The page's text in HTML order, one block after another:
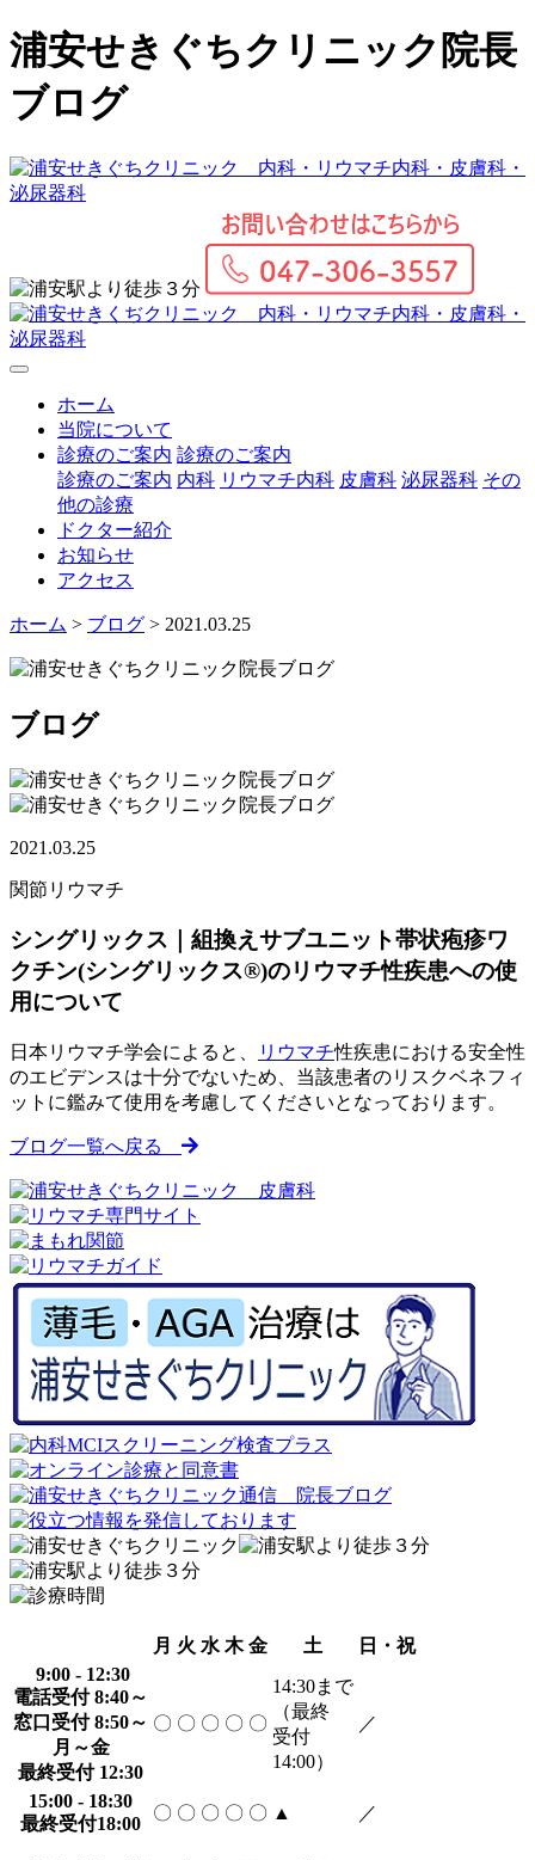
浦安せきぐちクリニック院長
ブログ
ホーム
当院について
診療のご案内 診療のご案内
診療のご案内 内科 リウマチ内科 皮膚科 泌尿器科 その
他の診療
ドクター紹介
お知らせ
アクセス
ホーム > ブログ > 2021.03.25
ブログ
2021.03.25
関節リウマチ
シングリックス｜組換えサブユニット帯状疱疹ワ
クチン(シングリックス®)のリウマチ性疾患への使
用について
日本リウマチ学会によると、 リウマチ性疾患における安全性
のエビデンスは十分でないため、当該患者のリスクベネフィ
ットに鑑みて使用を考慮してくださいとなっております。
ブログ一覧へ戻る
月 火 水 木 金 土
日・祝
9:00 - 12:30
電話受付 8:40～
窓口受付 8:50～
月～金
最終受付 12:30
〇 〇 〇 〇 〇
14:30まで
（最終
受付
14:00）
／
15:00 - 18:30
最終受付18:00
〇 〇 〇 〇 〇 ▲ ／